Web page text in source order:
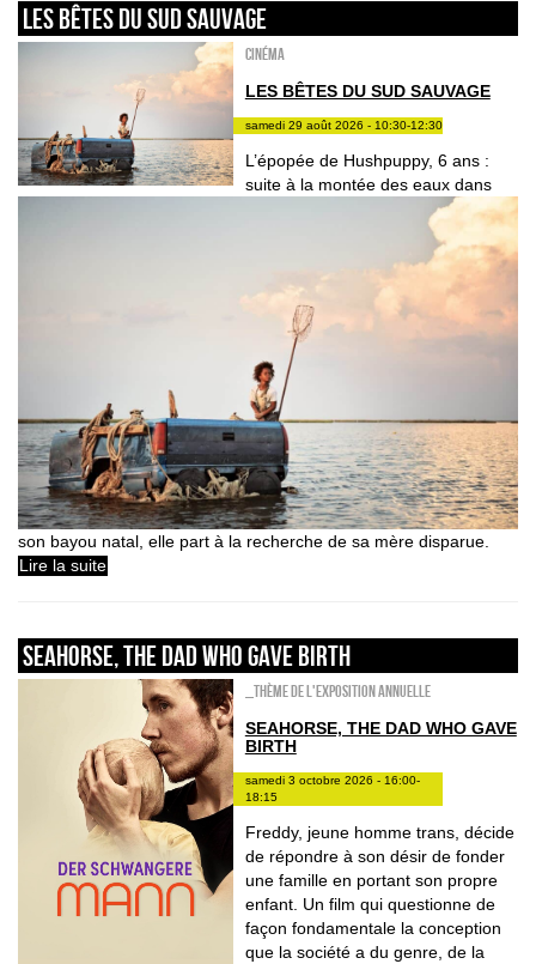
LES BÊTES DU SUD SAUVAGE
Cinéma
LES BÊTES DU SUD SAUVAGE
samedi 29 août 2026 - 10:30-12:30
L’épopée de Hushpuppy, 6 ans :
suite à la montée des eaux dans
son bayou natal, elle part à la recherche de sa mère disparue.
Lire la suite
Seahorse, the dad who gave birth
_Thème de l'exposition annuelle
SEAHORSE, THE DAD WHO GAVE
BIRTH
samedi 3 octobre 2026 - 16:00-
18:15
Freddy, jeune homme trans, décide
de répondre à son désir de fonder
une famille en portant son propre
enfant. Un film qui questionne de
façon fondamentale la conception
que la société a du genre, de la